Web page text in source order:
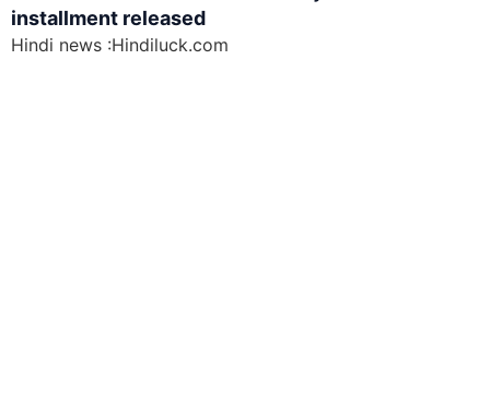
installment released
Hindi news :Hindiluck.com